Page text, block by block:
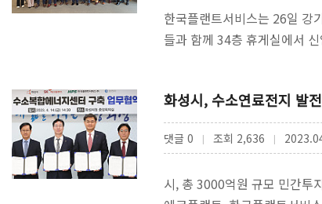
한국플랜트서비스는 26일 강
들과 함께 34층 휴게실에서
화성시, 수소연료전지 발
댓글 0 | 조회 2,636 |
시, 총 3000억원 규모 민간투